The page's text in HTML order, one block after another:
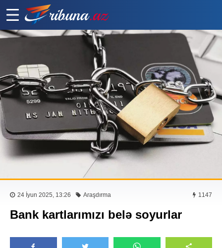
24 İyun 2025, 13:26 Araşdırma 1147
Bank kartlarımızı belə soyurlar